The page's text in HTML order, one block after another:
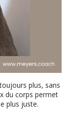
plus, sans
du corps permet
plus juste.